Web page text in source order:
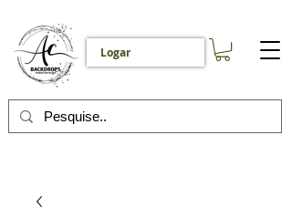
Logar